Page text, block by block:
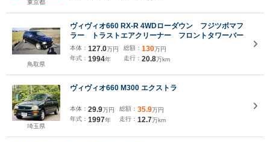
東京都
鳥取県
ヴィヴィオ660 RX-R 4WDローダウン フジツボマフ
ラー トラストエアクリーナー フロントタワーバー
本体： 127.0万円
年式： 1994年
総額： 130万円
走行： 20.8万km
埼玉県
ヴィヴィオ660 M300 エクストラ
本体： 29.9万円
年式： 1997年
総額： 35.9万円
走行： 12.7万km